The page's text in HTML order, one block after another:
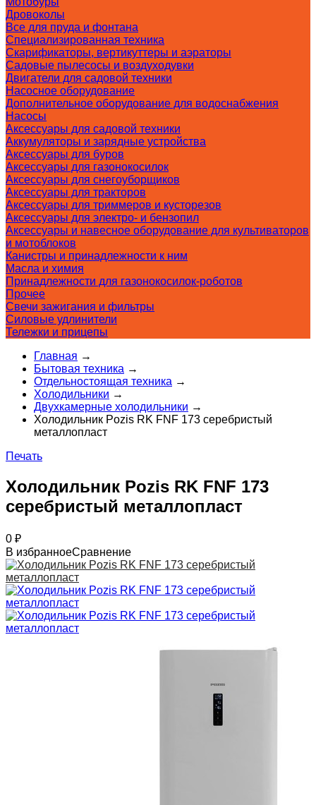
Дровоколы
Все для пруда и фонтана
Специализированная техника
Скарификаторы, вертикуттеры и аэраторы
Садовые пылесосы и воздуходувки
Двигатели для садовой техники
Насосное оборудование
Дополнительное оборудование для водоснабжения
Насосы
Аксессуары для садовой техники
Аккумуляторы и зарядные устройства
Аксессуары для буров
Аксессуары для газонокосилок
Аксессуары для снегоуборщиков
Аксессуары для тракторов
Аксессуары для триммеров и кусторезов
Аксессуары для электро- и бензопил
Аксессуары и навесное оборудование для культиваторов
и мотоблоков
Канистры и принадлежности к ним
Масла и химия
Принадлежности для газонокосилок-роботов
Прочее
Свечи зажигания и фильтры
Силовые удлинители
Тележки и прицепы
Главная →
Бытовая техника →
Отдельностоящая техника →
Холодильники →
Двухкамерные холодильники →
Холодильник Pozis RK FNF 173 серебристый
металлопласт
Печать
Холодильник Pozis RK FNF 173
серебристый металлопласт
0 ₽
В избранноеСравнение